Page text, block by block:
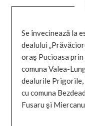
Se învecinează la
dealului
oraş Pucioasa prin
comuna Valea-
dealurile Prigorile,
cu comuna
Fusaru şi